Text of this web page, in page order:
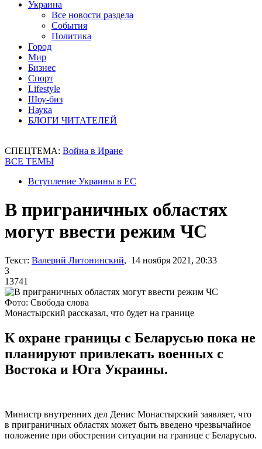
Украина
Все новости раздела
События
Политика
Город
Мир
Бизнес
Спорт
Lifestyle
Шоу-биз
Наука
БЛОГИ ЧИТАТЕЛЕЙ
СПЕЦТЕМА: Война в Иране
ВСЕ ТЕМЫ
Вступление Украины в ЕС
В приграничных областях
могут ввести режим ЧС
Текст: Валерий Литонинский, 14 ноября 2021, 20:33
3
13741
Фото: Свобода слова
Монастырский рассказал, что будет на границе
К охране границы с Беларусью пока не
планируют привлекать военных с
Востока и Юга Украины.
Министр внутренних дел Денис Монастырский заявляет, что
в приграничных областях может быть введено чрезвычайное
положение при обострении ситуации на границе с Беларусью.